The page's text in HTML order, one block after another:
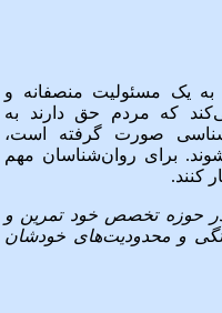
یک مسئولیت منصفانه و
که مردم حق دارند به
صورت گرفته است،
برای روان‌شناسان مهم
حوزه تخصص خود تمرین و
و محدودیت‌های خودشان